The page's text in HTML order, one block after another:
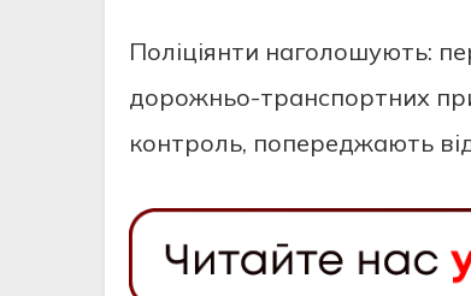
Поліціянти наголошують:
дорожньо-транспортних
контроль, попереджають